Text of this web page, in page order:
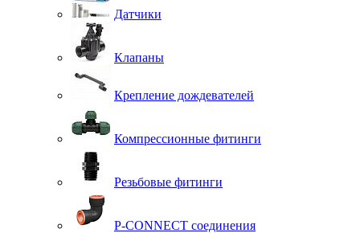
Датчики
Клапаны
Крепление дождевателей
Компрессионные фитинги
Резьбовые фитинги
P-CONNECT соединения